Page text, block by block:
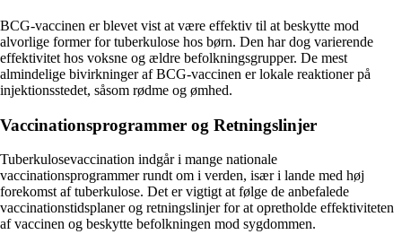
BCG-vaccinen er blevet vist at være effektiv til at beskytte mod
alvorlige former for tuberkulose hos børn. Den har dog varierende
effektivitet hos voksne og ældre befolkningsgrupper. De mest
almindelige bivirkninger af BCG-vaccinen er lokale reaktioner på
injektionsstedet, såsom rødme og ømhed.
Vaccinationsprogrammer og Retningslinjer
Tuberkulosevaccination indgår i mange nationale
vaccinationsprogrammer rundt om i verden, især i lande med høj
forekomst af tuberkulose. Det er vigtigt at følge de anbefalede
vaccinationstidsplaner og retningslinjer for at opretholde effektiviteten
af ​​vaccinen og beskytte befolkningen mod sygdommen.